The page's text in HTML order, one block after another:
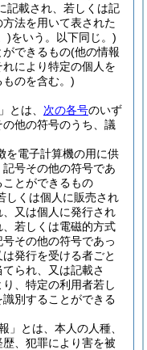
記載され、若しくは記
法を用いて表された
)をいう。以下同じ。)
できるもの(他の情報
により特定の個人を
のを含む。)
とは、 次の各号のいず
他の符号のうち、議
を電子計算機の用に供
号その他の符号であ
とができるもの
しくは個人に販売され
又は個人に発行され
若しくは電磁的方式
その他の符号であっ
発行を受ける者ごと
られ、又は記載さ
、特定の利用者若し
別することができる
」とは、本人の人種、
、犯罪により害を被